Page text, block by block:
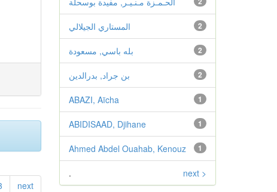
next
2 المستاري الجيلالي
2 بله باسي, مسعودة
2 بن جراد, بدرالدين
1
ABAZI, Aïcha
1
ABIDISAAD, Djihane
1
Ahmed Abdel Ouahab, Kenouz
. next >